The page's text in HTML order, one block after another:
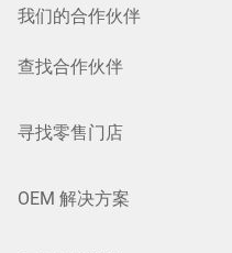
我们的合作伙伴
查找合作伙伴
寻找零售门店
OEM 解决方案